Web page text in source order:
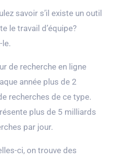
savoir s’il existe un outil
le travail d’équipe?
le.
de recherche en ligne
année plus de 2
recherches de ce type.
plus de 5 milliards
par jour.
ci, on trouve des